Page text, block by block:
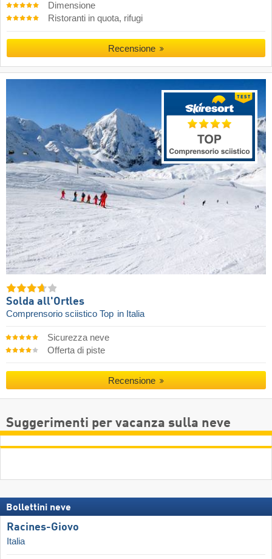
Dimensione
Ristoranti in quota, rifugi
Recensione
Solda all'Ortles
Comprensorio sciistico Top in Italia
Sicurezza neve
Offerta di piste
Recensione
Suggerimenti per vacanza sulla neve
Bollettini neve
Racines-Giovo
Italia